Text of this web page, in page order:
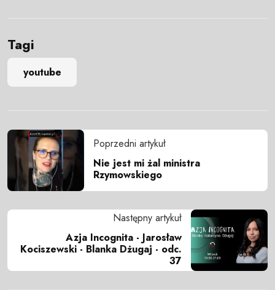
Tagi
youtube
Poprzedni artykuł
Nie jest mi żal ministra
Rzymowskiego
Następny artykuł
Azja Incognita - Jarosław
Kociszewski - Blanka Dżugaj - odc.
37